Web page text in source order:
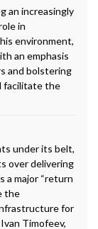
an increasingly
in
environment,
an emphasis
and bolstering
facilitate the
under its belt,
over delivering
a major “return
the
for
Timofeev,